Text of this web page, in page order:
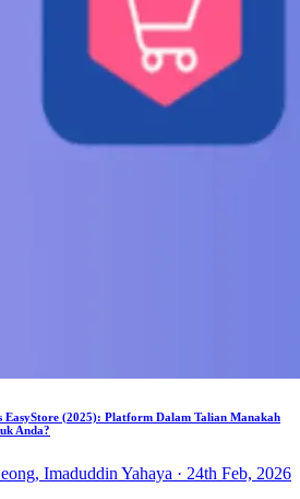
EasyStore (2025): Platform Dalam Talian Manakah
Anda?
Imaduddin Yahaya · 24th Feb, 2026